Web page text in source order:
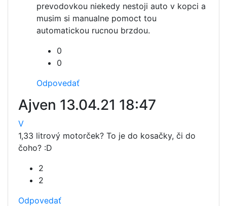
prevodovkou niekedy nestoji auto v kopci a
musim si manualne pomoct tou
automatickou rucnou brzdou.
0
0
Odpovedať
Ajven 13.04.21 18:47
V
1,33 litrový motorček? To je do kosačky, či do
čoho? :D
2
2
Odpovedať